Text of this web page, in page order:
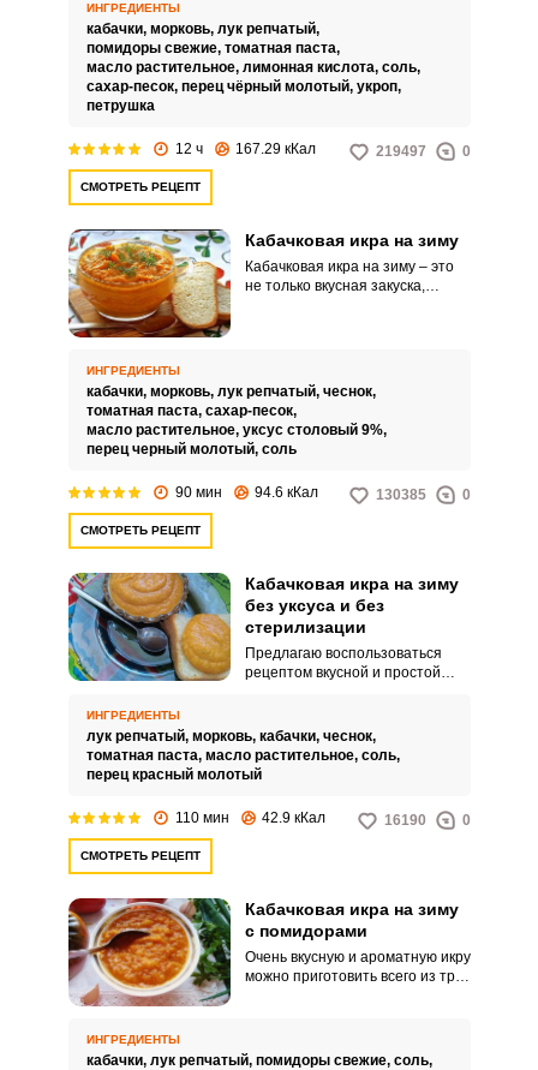
ИНГРЕДИЕНТЫ
кабачки, морковь, лук репчатый,
помидоры свежие, томатная паста,
масло растительное, лимонная кислота, соль,
сахар-песок, перец чёрный молотый, укроп,
петрушка
12 ч 167.29 кКал 219497 0
СМОТРЕТЬ РЕЦЕПТ
Кабачковая икра на зиму
Кабачковая икра на зиму – это
не только вкусная закуска,
недугами. Она отлично
усваивается, стимулирует
работу желудка и содержит
мало калорий, поэтому если и
соблюдать диету, то только с
ИНГРЕДИЕНТЫ
кабачки, морковь, лук репчатый, чеснок,
томатная паста, сахар-песок,
масло растительное, уксус столовый 9%,
перец черный молотый, соль
90 мин 94.6 кКал 130385 0
СМОТРЕТЬ РЕЦЕПТ
Кабачковая икра на зиму
без уксуса и без
стерилизации
Предлагаю воспользоваться
рецептом вкусной и простой
Однородная и нежная
консистенция кабачковой икры
великолепно выглядит на
ароматного хлеба.
ИНГРЕДИЕНТЫ
лук репчатый, морковь, кабачки, чеснок,
томатная паста, масло растительное, соль,
перец красный молотый
110 мин 42.9 кКал 16190 0
СМОТРЕТЬ РЕЦЕПТ
Кабачковая икра на зиму
с помидорами
Очень вкусную и ароматную икру
можно приготовить всего из трёх
блюдам, и к шашлыкам.
ИНГРЕДИЕНТЫ
кабачки, лук репчатый, помидоры свежие, соль,